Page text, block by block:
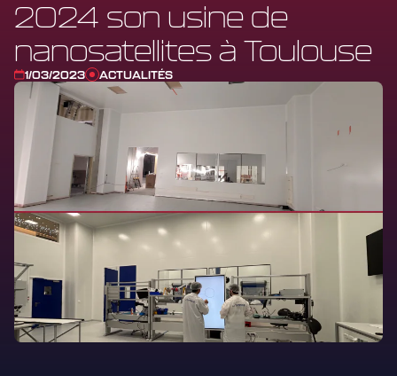
ENTREPRISE
CARRIÈRES
NEWS
Contactez-nous
2024 son usine de
nanosatellites à Toulouse
1/03/2023 ACTUALITÉS